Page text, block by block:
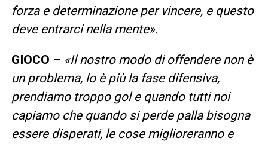
forza e determinazione per vincere, e questo
deve entrarci nella mente».
GIOCO – «Il nostro modo di offendere non è
un problema, lo è più la fase difensiva,
prendiamo troppo gol e quando tutti noi
capiamo che quando si perde palla bisogna
essere disperati, le cose miglioreranno e